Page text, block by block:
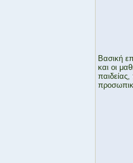
Βασική
και οι